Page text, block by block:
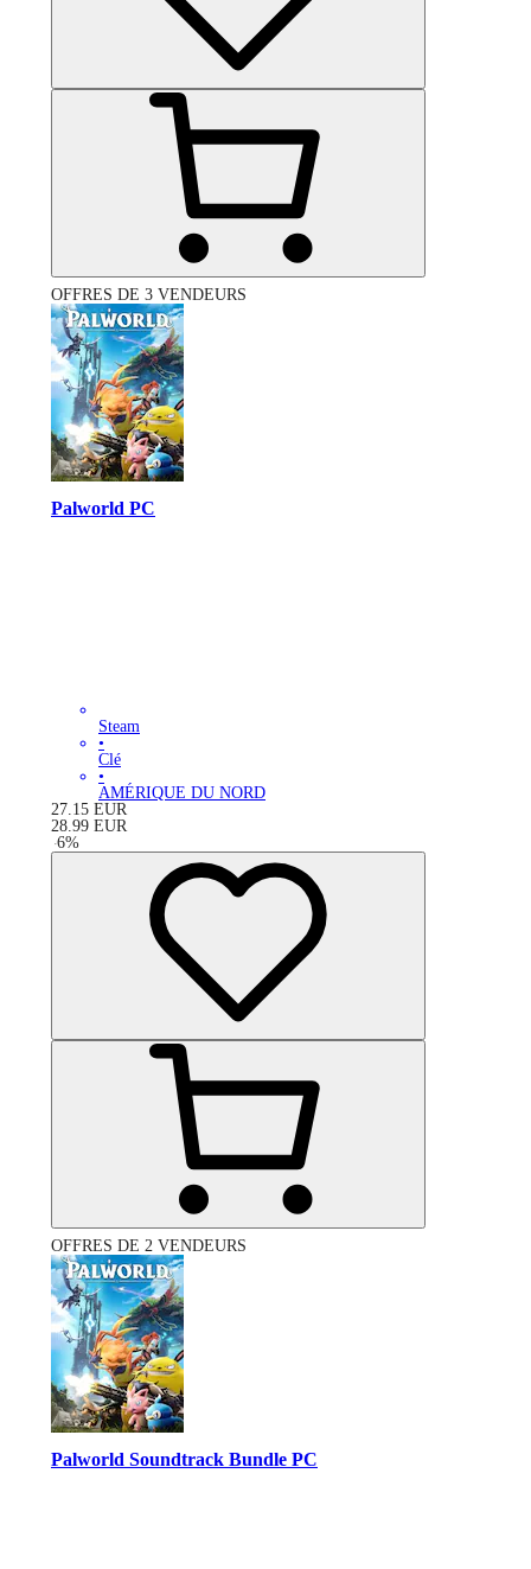
OFFRES DE 3 VENDEURS
Palworld PC
Steam
•
Clé
•
AMÉRIQUE DU NORD
27.15 EUR
28.99 EUR
-6%
OFFRES DE 2 VENDEURS
Palworld Soundtrack Bundle PC